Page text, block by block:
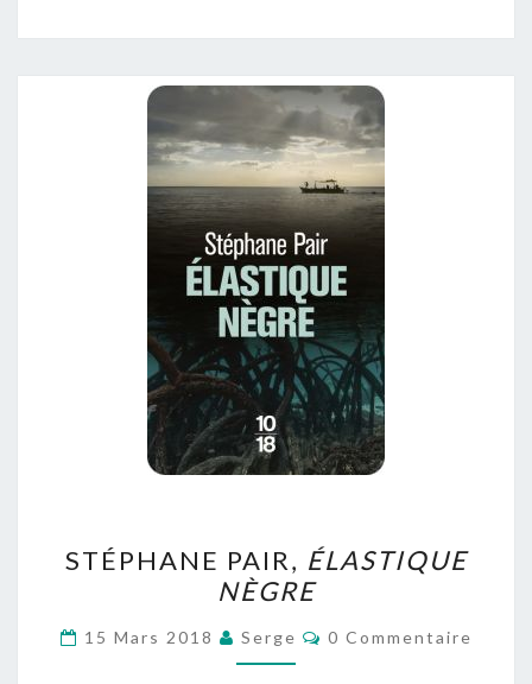
PAIR,
ÉLASTIQUE
NÈGRE
STÉPHANE PAIR, ÉLASTIQUE
NÈGRE
15 Mars 2018 Serge Commentaires
0 Commentaire